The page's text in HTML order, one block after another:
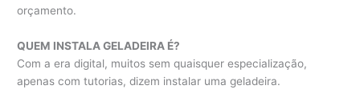
orçamento.
QUEM INSTALA GELADEIRA É?
Com a era digital, muitos sem quaisquer especialização,
apenas com tutorias, dizem instalar uma geladeira.